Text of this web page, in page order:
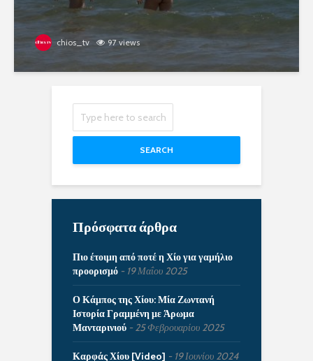
chios_tv 97 views
SEARCH
Πρόσφατα άρθρα
Πιο έτοιμη από ποτέ η Χίο για γαμήλιο
προορισμό
19 Μαΐου 2025
Ο Κάμπος της Χίου: Μία Ζωντανή
Ιστορία Γραμμένη με Άρωμα
Μανταρινιού
25 Φεβρουαρίου 2025
Καρφάς Χίου [Video] 19 Ιουνίου 2024